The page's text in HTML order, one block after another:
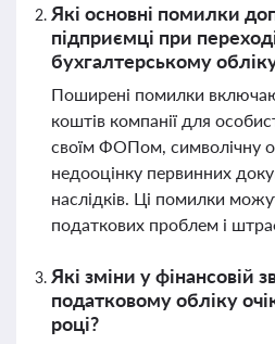
Які основні помилки
підприємці при
бухгалтерському
Поширені помилки
коштів компанії для
своїм ФОПом, символічну
недооцінку первинних
наслідків. Ці помилки
податкових проблем і
Які зміни у фінансовій
податковому обліку
році?